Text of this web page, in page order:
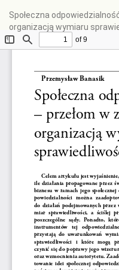
szczegółów
artykułu
Społeczna
organizacją wymiaru